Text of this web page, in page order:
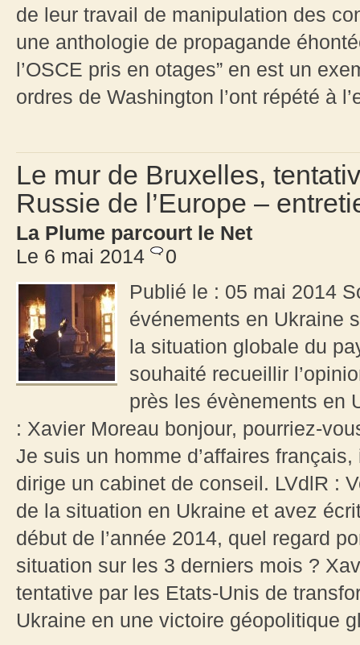
de leur travail de manipulation des
une anthologie de propagande
l’OSCE pris en otages” en est un
ordres de Washington l’ont répété à
Le mur de Bruxelles,
Russie de l’Europe –
La Plume parcourt le Net
Le 6 mai 2014
0
Publié le : 05 mai 2014
événements en Ukraine
la situation globale du
souhaité recueillir
près les évènements en
: Xavier Moreau bonjour, pourriez-
Je suis un homme d’affaires
dirige un cabinet de conseil. LVdlR :
de la situation en Ukraine et avez
début de l’année 2014, quel regard
situation sur les 3 derniers mois ?
tentative par les Etats-Unis de
Ukraine en une victoire géopolitique